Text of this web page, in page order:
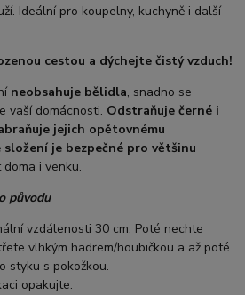
Ideální pro koupelny, kuchyně i další
cestou a dýchejte čistý vzduch!
neobsahuje bělidla, snadno se
vaší domácnosti. Odstraňuje černé i
jejich opětovnému
je bezpečné pro většinu
i venku.
původu
vzdálenosti 30 cm. Poté nechte
vlhkým hadrem/houbičkou a až poté
styku s pokožkou.
opakujte.